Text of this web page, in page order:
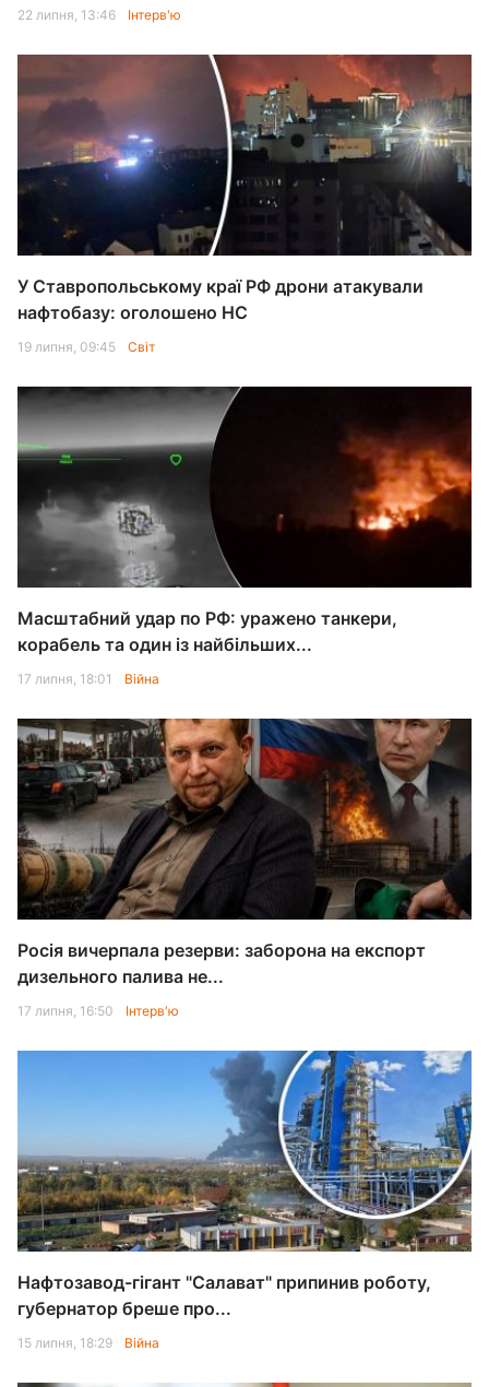
22 липня, 13:46 Інтерв'ю
У Ставропольському краї РФ дрони атакували
нафтобазу: оголошено НС
19 липня, 09:45 Світ
Масштабний удар по РФ: уражено танкери,
корабель та один із найбільших...
17 липня, 18:01 Війна
Росія вичерпала резерви: заборона на експорт
дизельного палива не...
17 липня, 16:50 Інтерв'ю
Нафтозавод-гігант "Салават" припинив роботу,
губернатор бреше про...
15 липня, 18:29 Війна